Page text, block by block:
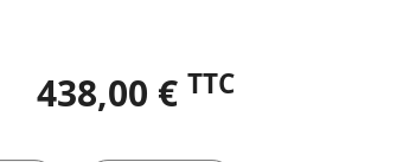
438,00 € TTC